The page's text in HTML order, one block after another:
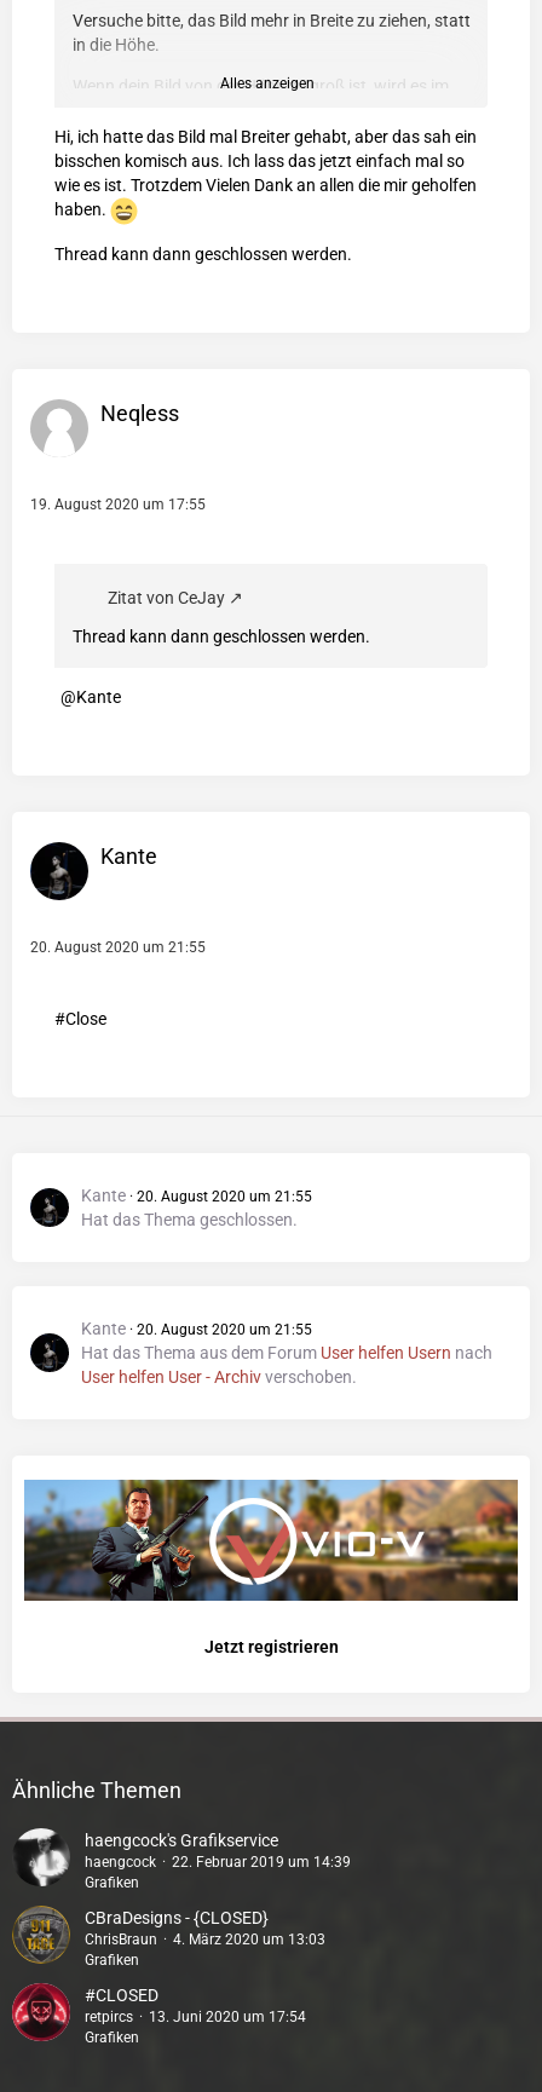
Versuche bitte, das Bild mehr in Breite zu ziehen, statt
in die Höhe.
Wenn dein Bild von der Höhe zu groß ist, wird es im
einstellt.
Gebe mir anschließend gerne eine Rückmeldung.
Liebe Grüße
Alles anzeigen
Hi, ich hatte das Bild mal Breiter gehabt, aber das sah ein
bisschen komisch aus. Ich lass das jetzt einfach mal so
wie es ist. Trotzdem Vielen Dank an allen die mir geholfen
haben.
Thread kann dann geschlossen werden.
Neqless
19. August 2020 um 17:55
Zitat von CeJay
Thread kann dann geschlossen werden.
Kante
Kante
20. August 2020 um 21:55
#Close
Kante 20. August 2020 um 21:55
Hat das Thema geschlossen.
Kante 20. August 2020 um 21:55
Hat das Thema aus dem Forum User helfen Usern nach
User helfen User - Archivverschoben.
Jetzt registrieren
Ähnliche Themen
haengcock's Grafikservice
haengcock
22. Februar 2019 um 14:39
Grafiken
CBraDesigns - {CLOSED}
ChrisBraun
4. März 2020 um 13:03
Grafiken
#CLOSED
retpircs
13. Juni 2020 um 17:54
Grafiken